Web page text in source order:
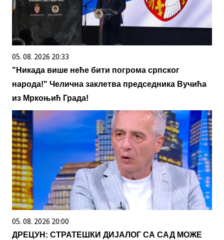
05. 08. 2026 20:33
"Никада више неће бити погрома српског
народа!" Челична заклетва председника Вучића
из Мркоњић Града!
05. 08. 2026 20:00
ДРЕЦУН: СТРАТЕШКИ ДИЈАЛОГ СА САД МОЖЕ